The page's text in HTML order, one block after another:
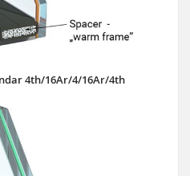
4th/16Ar/4/16Ar/4th